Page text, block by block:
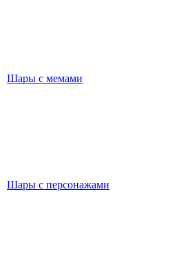
Шары с мемами
Шары с персонажами